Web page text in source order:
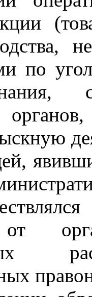
по
от